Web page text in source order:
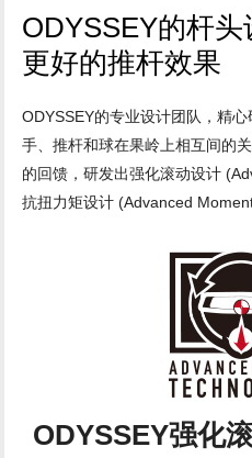
ODYSSEY的杆
更好的推杆效果
ODYSSEY的专业设计团队，精
手、推杆和球在果岭上相互间的
的回馈，研发出强化滚动设计
抗扭力矩设计 (Advanced
ODYSSEY强化